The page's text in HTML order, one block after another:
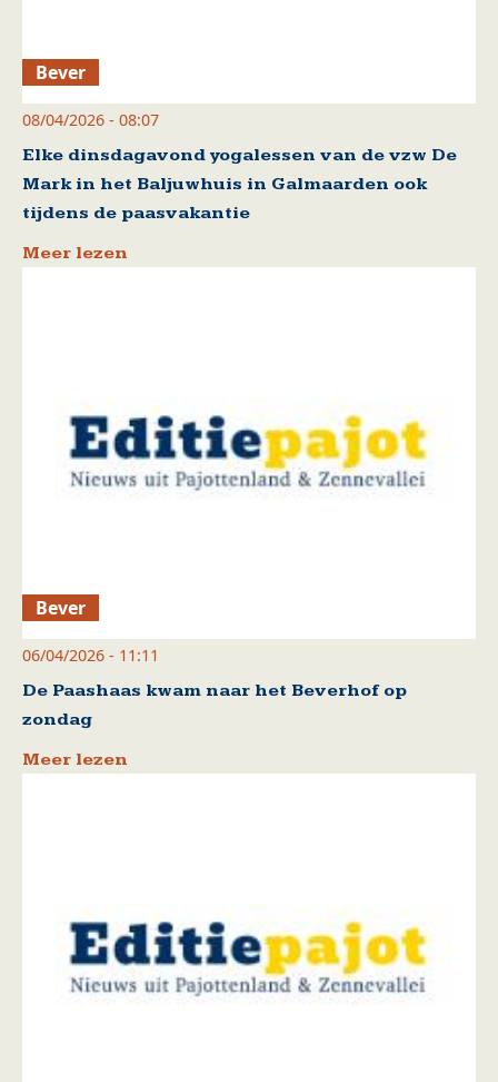
Bever
08/04/2026 - 08:07
Elke dinsdagavond yogalessen van de vzw De
Mark in het Baljuwhuis in Galmaarden ook
tijdens de paasvakantie
Meer lezen
Bever
06/04/2026 - 11:11
De Paashaas kwam naar het Beverhof op
zondag
Meer lezen